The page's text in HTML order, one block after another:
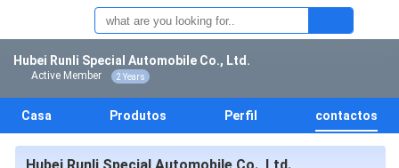
Hubei Runli Special Automobile Co., Ltd.
Active Member 2 Years
Casa Produtos Perfil contactos